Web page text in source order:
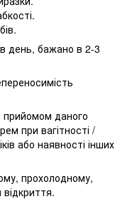
день, бажано в 2-3
даного
при вагітності /
або наявності інших
прохолодному,